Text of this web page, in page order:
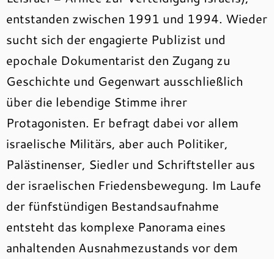
entstanden zwischen 1991 und 1994. Wieder
sucht sich der engagierte Publizist und
epochale Dokumentarist den Zugang zu
Geschichte und Gegenwart ausschließlich
über die lebendige Stimme ihrer
Protagonisten. Er befragt dabei vor allem
israelische Militärs, aber auch Politiker,
Palästinenser, Siedler und Schriftsteller aus
der israelischen Friedensbewegung. Im Laufe
der fünfstündigen Bestandsaufnahme
entsteht das komplexe Panorama eines
anhaltenden Ausnahmezustands vor dem